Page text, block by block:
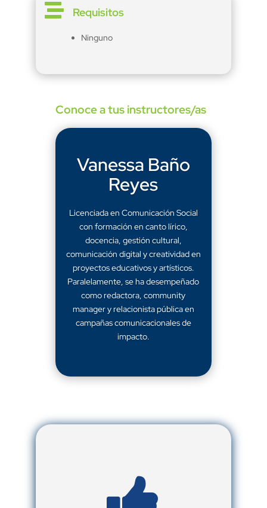
 Requisitos
Ninguno
Conoce a tus instructores/as
Vanessa Baño
Reyes
Licenciada en Comunicación Social
con formación en canto lírico,
docencia, gestión cultural,
comunicación digital y creatividad en
proyectos educativos y artísticos.
Paralelamente, se ha desempeñado
como redactora, community
manager y relacionista pública en
campañas comunicacionales de
impacto.